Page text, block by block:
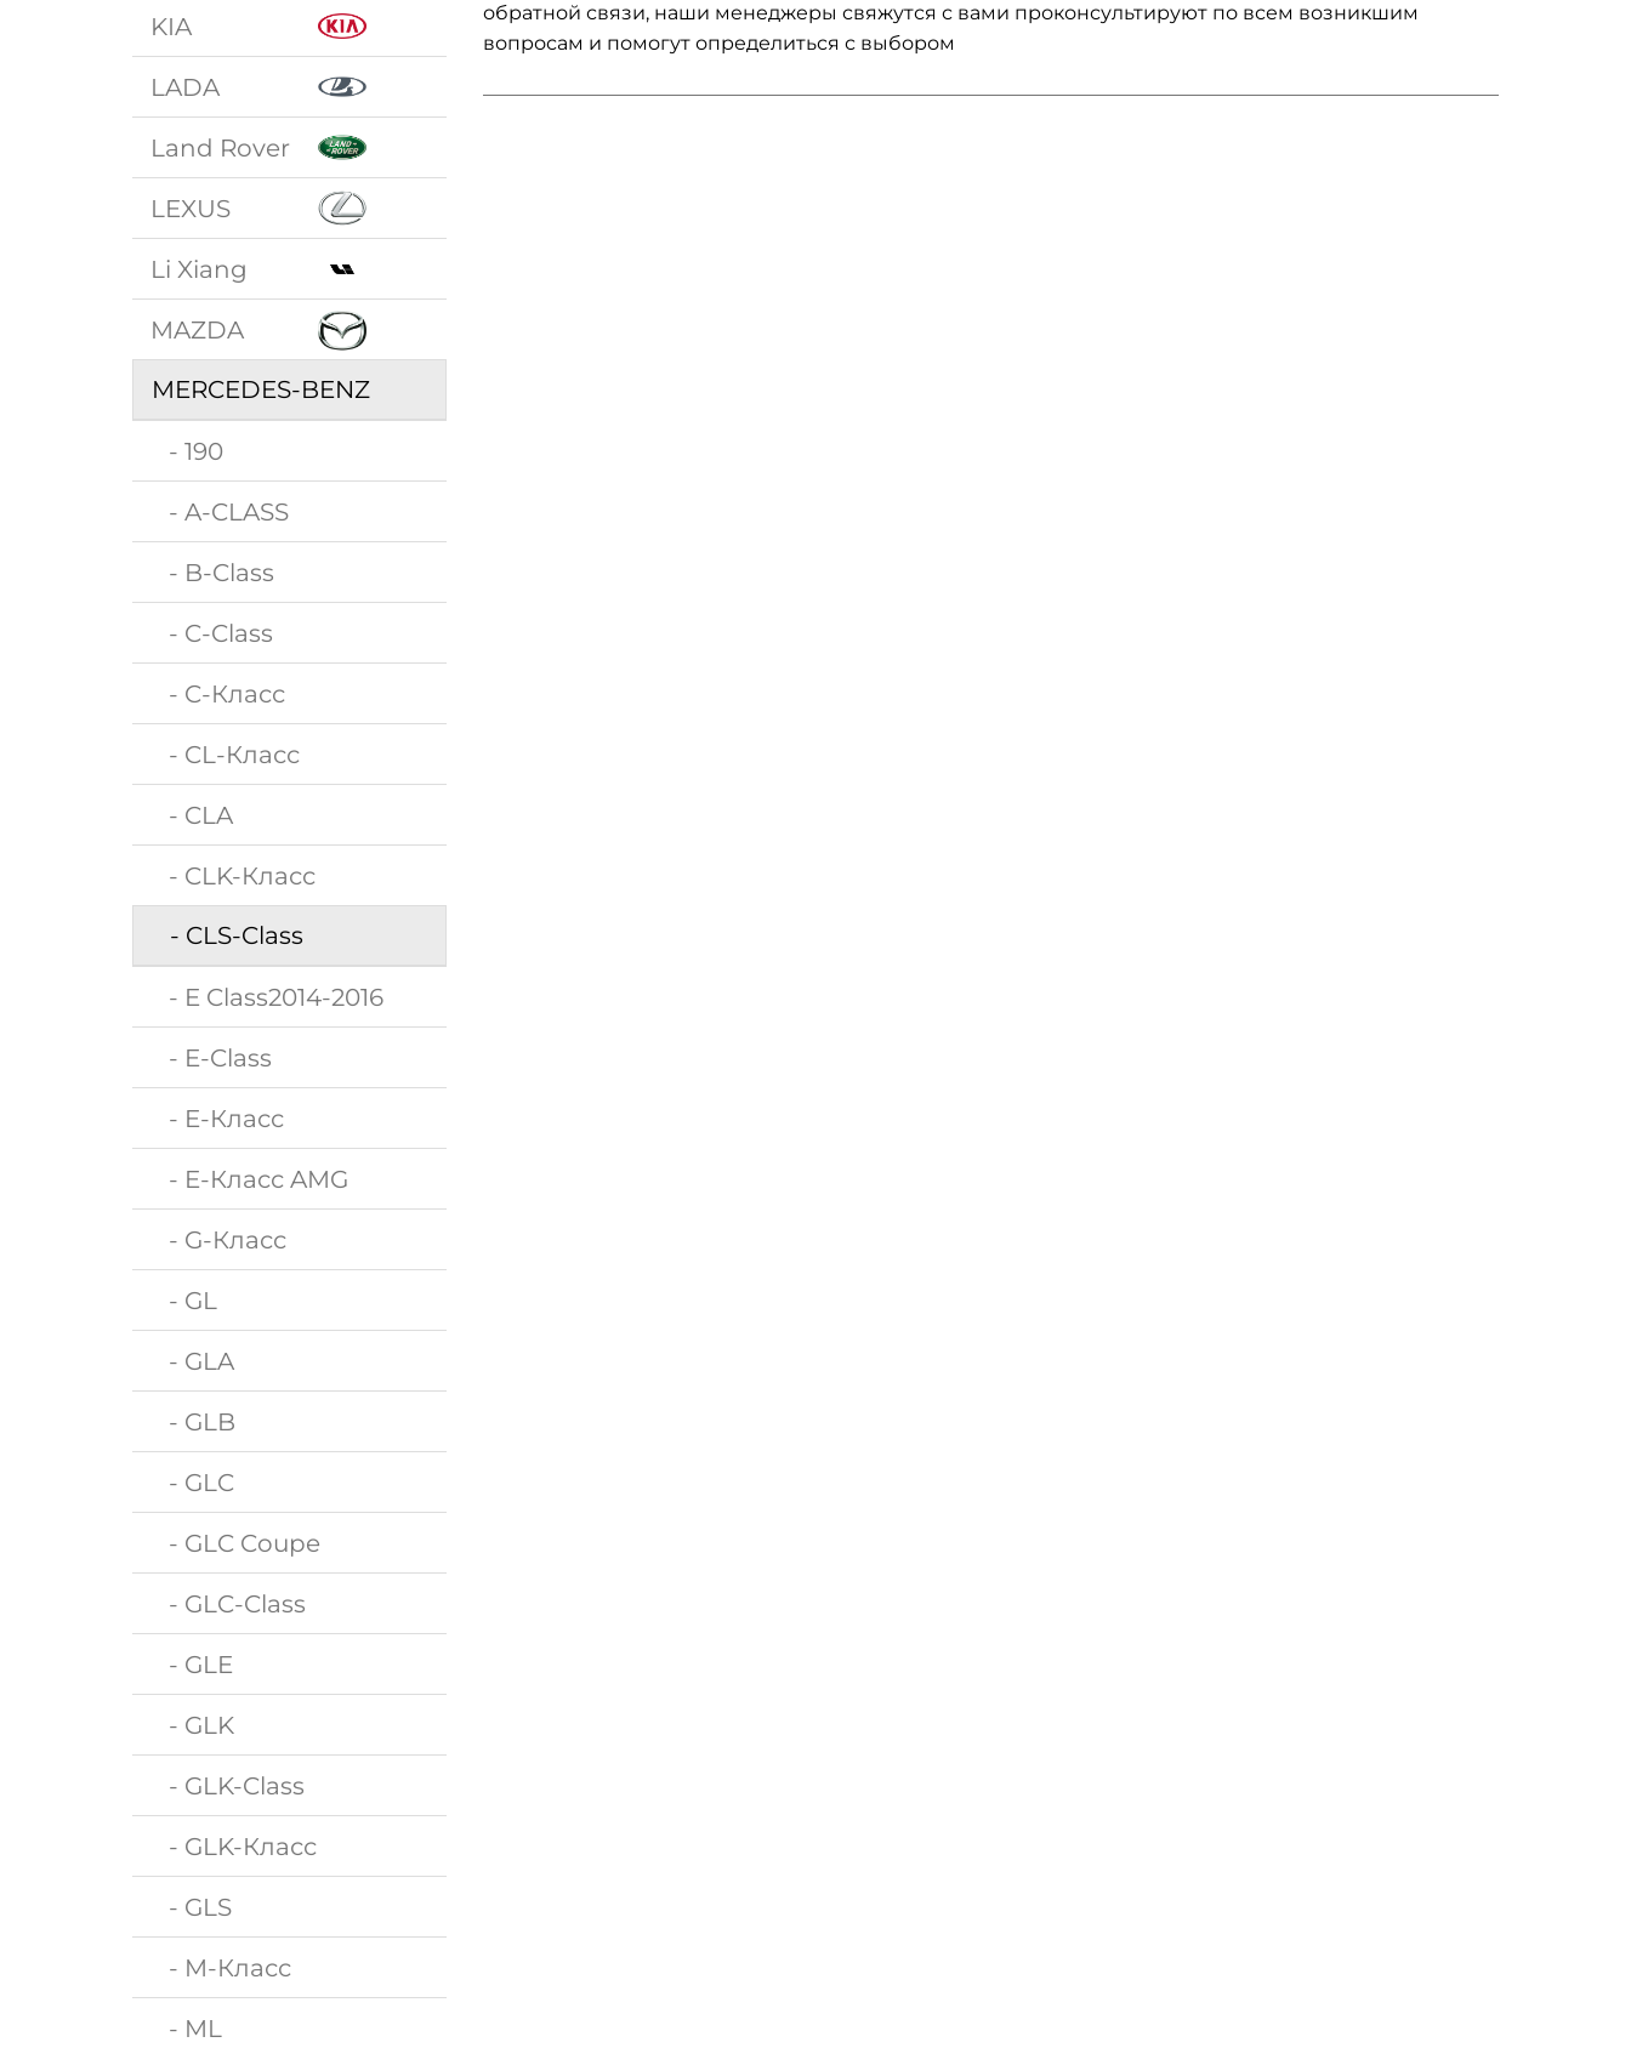
KIA
LADA
Land Rover
LEXUS
Li Xiang
MAZDA
MERCEDES-BENZ
- 190
- A-CLASS
- B-Class
- C-Class
- C-Класс
- CL-Класс
- CLA
- CLK-Класс
- CLS-Class
- E Class2014-2016
- E-Class
- E-Класс
- E-Класс AMG
- G-Класс
- GL
- GLA
- GLB
- GLC
- GLC Coupe
- GLC-Class
- GLE
- GLK
- GLK-Class
- GLK-Класс
- GLS
- M-Класс
- ML
обратной связи, наши менеджеры свяжутся с вами проконсультируют по всем возникшим
вопросам и помогут определиться с выбором